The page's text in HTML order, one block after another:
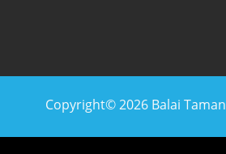
Copyright© 2026 Balai